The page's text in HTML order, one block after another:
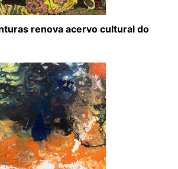
renova acervo cultural do